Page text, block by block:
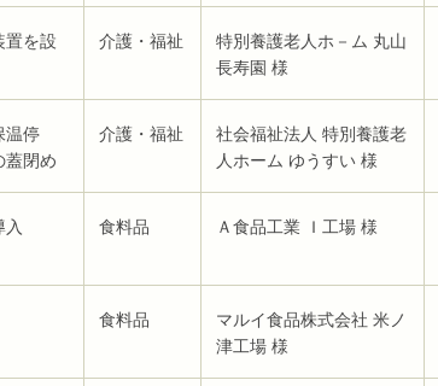
置を設
介護・福祉
特別養護老人ホ－ム 丸山
長寿園 様
温停
蓋閉め
介護・福祉
社会福祉法人 特別養護老
人ホーム ゆうすい 様
食料品 Ａ食品工業 Ｉ工場 様
食料品
マルイ食品株式会社 米ノ
津工場 様